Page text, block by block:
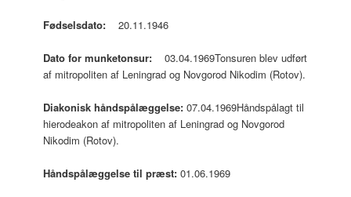
Fødselsdato: 20.11.1946
Dato for munketonsur: 03.04.1969Tonsuren blev udført
af mitropoliten af Leningrad og Novgorod Nikodim (Rotov).
Diakonisk håndspålæggelse:07.04.1969Håndspålagt til
hierodeakon af mitropoliten af Leningrad og Novgorod
Nikodim (Rotov).
Håndspålæggelse til præst: 01.06.1969